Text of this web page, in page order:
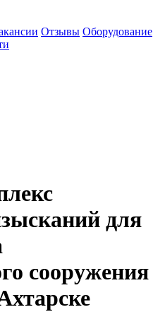
Отзывы Оборудование
для
сооружения